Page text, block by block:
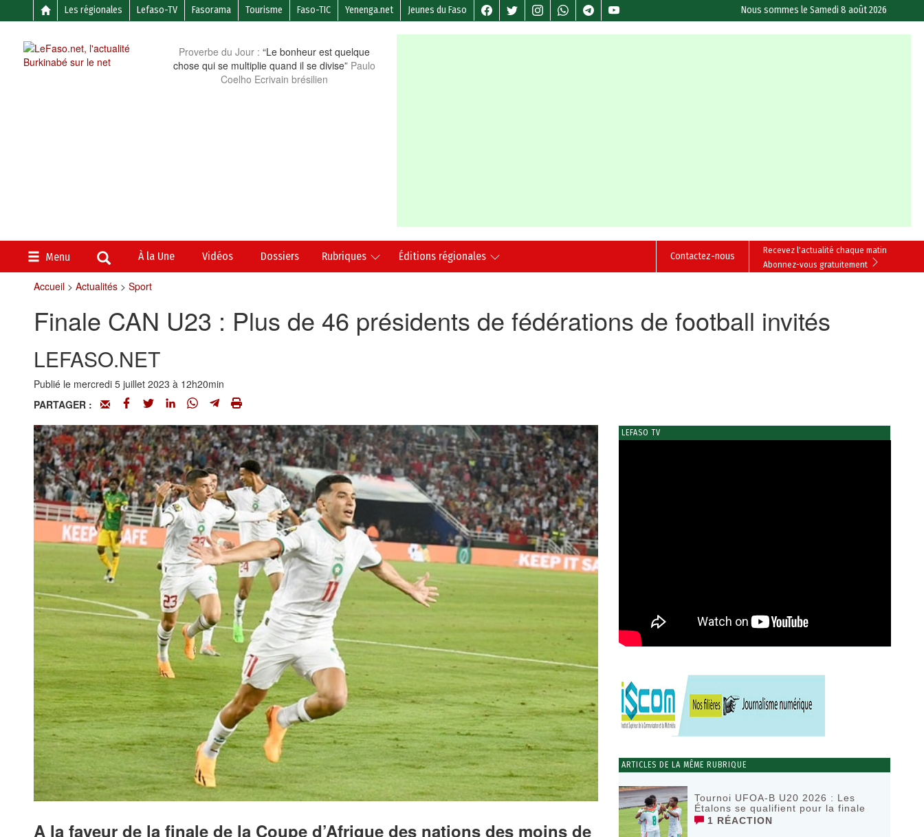
Les régionales Lefaso-TV Fasorama Tourisme Faso-TIC Yenenga.net Jeunes du Faso Nous sommes leSamedi 8 août 2026
Proverbe du Jour : “Le bonheur est quelque
chose qui se multiplie quand il se divise” Paulo
Coelho Ecrivain brésilien
Menu À la Une Vidéos Dossiers Rubriques Éditions régionales
Recevez l'actualité chaque matin
Abonnez-vous gratuitement
Contactez-nous
Accueil> Actualités> Sport
Finale CAN U23 : Plus de 46 présidents de fédérations de football invités
LEFASO.NET
Publié le mercredi 5 juillet 2023 à 12h20min
PARTAGER :
A la faveur de la finale de la Coupe d’Afrique des nations des moins de
LEFASO TV
ARTICLES DE LA MÊME RUBRIQUE
Tournoi UFOA-B U20 2026 : Les
Étalons se qualifient pour la finale
1 RÉACTION